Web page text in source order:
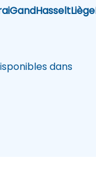
GandHasseltLiège
dans